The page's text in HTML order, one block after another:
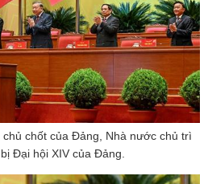
chốt của Đảng, Nhà nước chủ trì
Đại hội XIV của Đảng.